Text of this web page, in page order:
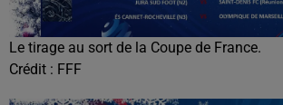
Le tirage au sort de la Coupe de France.
Crédit : FFF